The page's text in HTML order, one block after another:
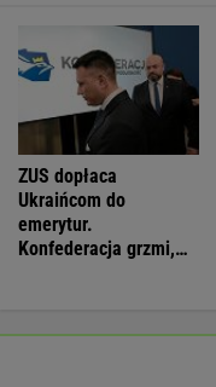
ZUS dopłaca
Ukraińcom do
emerytur.
Konfederacja grzmi,